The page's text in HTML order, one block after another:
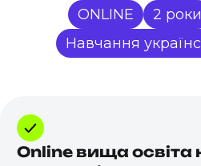
ONLINE 2 роки
Навчання
Online вища освіта